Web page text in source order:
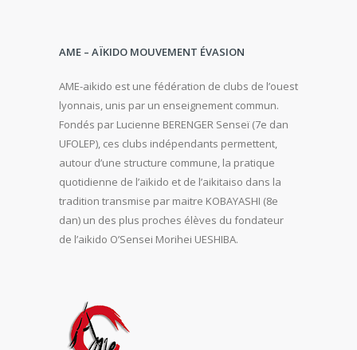
AME – AÏKIDO MOUVEMENT ÉVASION
AME-aikido est une fédération de clubs de l’ouest
lyonnais, unis par un enseignement commun.
Fondés par Lucienne BERENGER Senseï (7e dan
UFOLEP), ces clubs indépendants permettent,
autour d’une structure commune, la pratique
quotidienne de l’aïkido et de l’aikitaiso dans la
tradition transmise par maitre KOBAYASHI (8e
dan) un des plus proches élèves du fondateur
de l’aikido O’Sensei Morihei UESHIBA.